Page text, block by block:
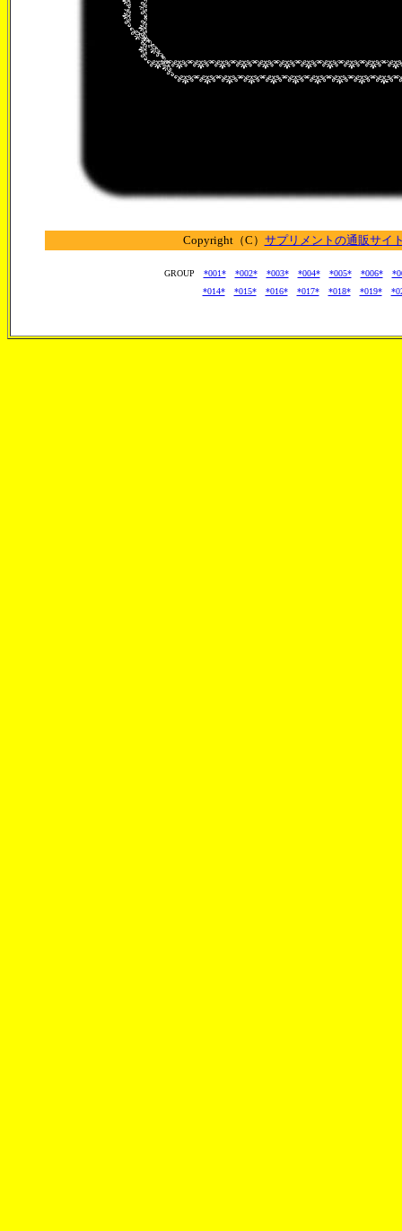
Copyright（C） サプリメントの通販サイ
GROUP *001* *002* *003* *004* *005* *006*
*014*
*015* *016* *017* *018* *019*